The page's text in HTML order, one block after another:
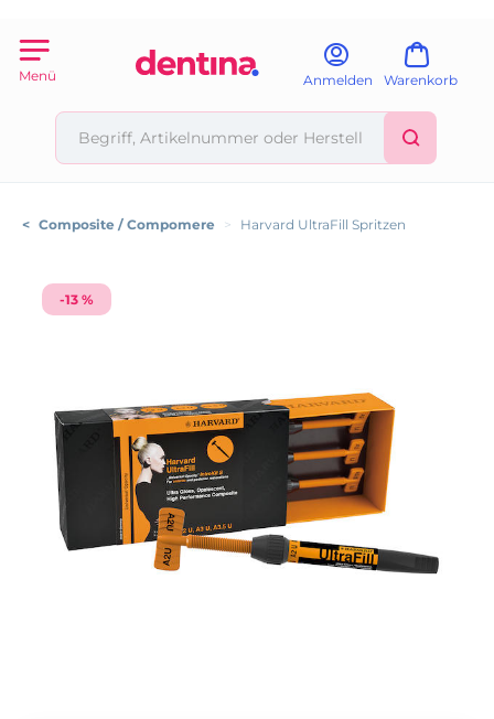
Menü Anmelden Warenkorb
< Composite / Compomere > Harvard UltraFill Spritzen
-13 %